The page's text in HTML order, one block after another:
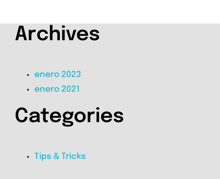
Archives
enero 2023
enero 2021
Categories
Tips & Tricks